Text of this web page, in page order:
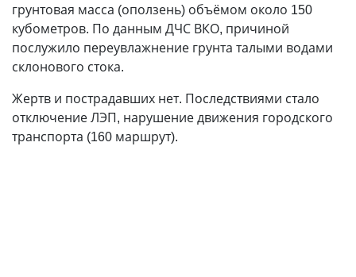
грунтовая масса (оползень) объёмом около 150
кубометров. По данным ДЧС ВКО, причиной
послужило переувлажнение грунта талыми водами
склонового стока.
Жертв и пострадавших нет. Последствиями стало
отключение ЛЭП, нарушение движения городского
транспорта (160 маршрут).